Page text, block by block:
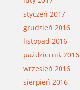
styczeń 2017
grudzień 2016
listopad 2016
październik 2016
wrzesień 2016
sierpień 2016